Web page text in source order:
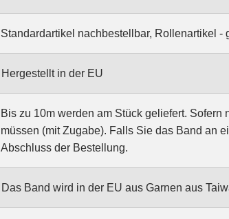
Standardartikel nachbestellbar, Rollenartikel -
Hergestellt in der EU
Bis zu 10m werden am Stück geliefert.
müssen (mit Zugabe). Falls Sie das Band an
Abschluss der Bestellung.
Das Band wird in der EU aus Garnen aus